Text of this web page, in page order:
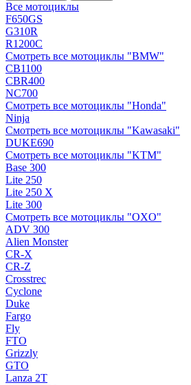
Все мотоциклы
F650GS
G310R
R1200C
Смотреть все мотоциклы "BMW"
CB1100
CBR400
NC700
Смотреть все мотоциклы "Honda"
Ninja
Смотреть все мотоциклы "Kawasaki"
DUKE690
Смотреть все мотоциклы "KTM"
Base 300
Lite 250
Lite 250 X
Lite 300
Смотреть все мотоциклы "OXO"
ADV 300
Alien Monster
CR-X
CR-Z
Crosstrec
Cyclone
Duke
Fargo
Fly
FTO
Grizzly
GTO
Lanza 2T